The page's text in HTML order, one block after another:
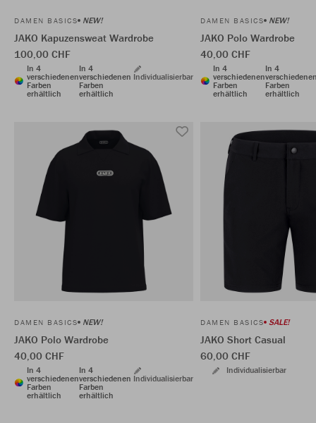
DAMEN BASICS NEW!
JAKO Kapuzensweat Wardrobe
100,00 CHF
In 4
verschiedenen
Farben
erhältlich
In 4
verschiedenen
Farben
erhältlich
Individualisierbar
DAMEN BASICS NEW!
JAKO Polo Wardrobe
40,00 CHF
In 4
verschiedenen
Farben
erhältlich
In 4
Farben
erhältlich
DAMEN BASICS NEW!
JAKO Polo Wardrobe
40,00 CHF
In 4
verschiedenen
Farben
erhältlich
In 4
verschiedenen
Farben
erhältlich
Individualisierbar
DAMEN BASICS SALE!
JAKO Short Casual
60,00 CHF
Individualisierbar